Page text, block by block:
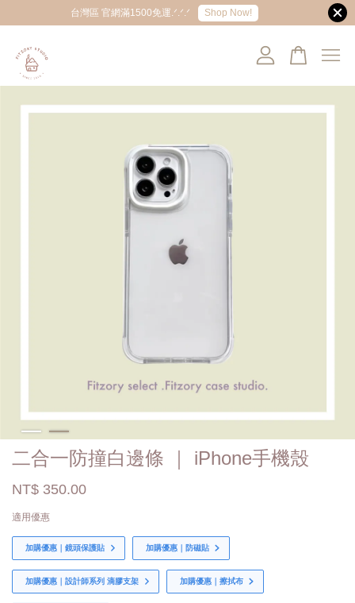
台灣區 官網滿1500免運.ᐟ.ᐟ.ᐟ Shop Now!
二合一防撞白邊條 ｜ iPhone手機殼
NT$ 350.00
適用優惠
加購優惠｜鏡頭保護貼 加購優惠｜防磁貼
加購優惠｜設計師系列 滴膠支架 加購優惠｜擦拭布
您的購物車目前還是空的。